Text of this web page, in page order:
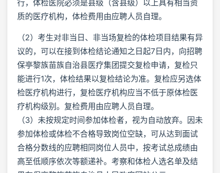
行，体检医院必须是县级（含县级）以上具有相当资
质的医疗机构，体检费用由应聘人员自理。
（2）考生对非当日、非当场复检的体检项目结果有异
议的，可以在接到体检结论通知之日起7日内，向招聘
保亭黎族苗族自治县医疗集团提交复检申请，复检只
能进行1次，体检结果以复检结论为准。复检应另选体
检医疗机构进行，复检医疗机构应当不低于原体检医
疗机构级别。复检费用由应聘人员自理。
（3）未按规定时间参加体检者，视为自动放弃。因未
参加体检或体检不合格导致岗位空缺，可从达到面试
合格分数线的应聘相同岗位人员中，按考试总成绩由
高至低顺序依次等额递补。考察和体检人选名单及结